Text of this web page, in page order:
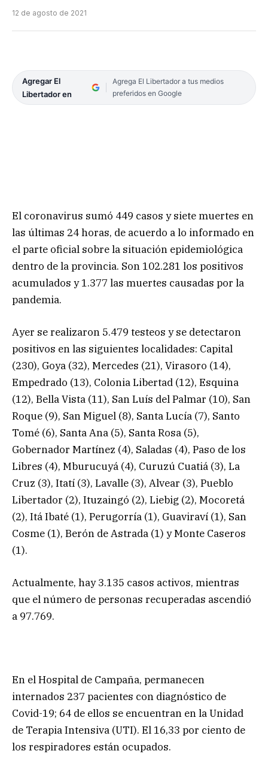
12 de agosto de 2021
Agregar El
Libertador en
Agrega El Libertador a tus medios
preferidos en Google
El coronavirus sumó 449 casos y siete muertes en
las últimas 24 horas, de acuerdo a lo informado en
el parte oficial sobre la situación epidemiológica
dentro de la provincia. Son 102.281 los positivos
acumulados y 1.377 las muertes causadas por la
pandemia.
Ayer se realizaron 5.479 testeos y se detectaron
positivos en las siguientes localidades: Capital
(230), Goya (32), Mercedes (21), Virasoro (14),
Empedrado (13), Colonia Libertad (12), Esquina
(12), Bella Vista (11), San Luís del Palmar (10), San
Roque (9), San Miguel (8), Santa Lucía (7), Santo
Tomé (6), Santa Ana (5), Santa Rosa (5),
Gobernador Martínez (4), Saladas (4), Paso de los
Libres (4), Mburucuyá (4), Curuzú Cuatiá (3), La
Cruz (3), Itatí (3), Lavalle (3), Alvear (3), Pueblo
Libertador (2), Ituzaingó (2), Liebig (2), Mocoretá
(2), Itá Ibaté (1), Perugorría (1), Guaviraví (1), San
Cosme (1), Berón de Astrada (1) y Monte Caseros
(1).
Actualmente, hay 3.135 casos activos, mientras
que el número de personas recuperadas ascendió
a 97.769.
En el Hospital de Campaña, permanecen
internados 237 pacientes con diagnóstico de
Covid-19; 64 de ellos se encuentran en la Unidad
de Terapia Intensiva (UTI). El 16,33 por ciento de
los respiradores están ocupados.